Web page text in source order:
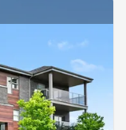
lb permis.